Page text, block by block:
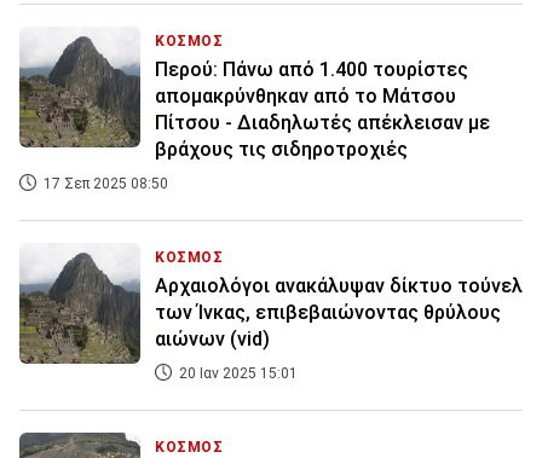
ΚΟΣΜΟΣ
Περού: Πάνω από 1.400 τουρίστες
απομακρύνθηκαν από το Μάτσου
Πίτσου - Διαδηλωτές απέκλεισαν με
βράχους τις σιδηροτροχιές
17 Σεπ 2025 08:50
ΚΟΣΜΟΣ
Αρχαιολόγοι ανακάλυψαν δίκτυο τούνελ
των Ίνκας, επιβεβαιώνοντας θρύλους
αιώνων (vid)
20 Ιαν 2025 15:01
ΚΟΣΜΟΣ